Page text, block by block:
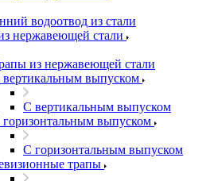
водоотвод из стали
нержавеющей стали
из нержавеющей стали
выпуском
С вертикальным выпуском
выпуском
С горизонтальным выпуском
трапы